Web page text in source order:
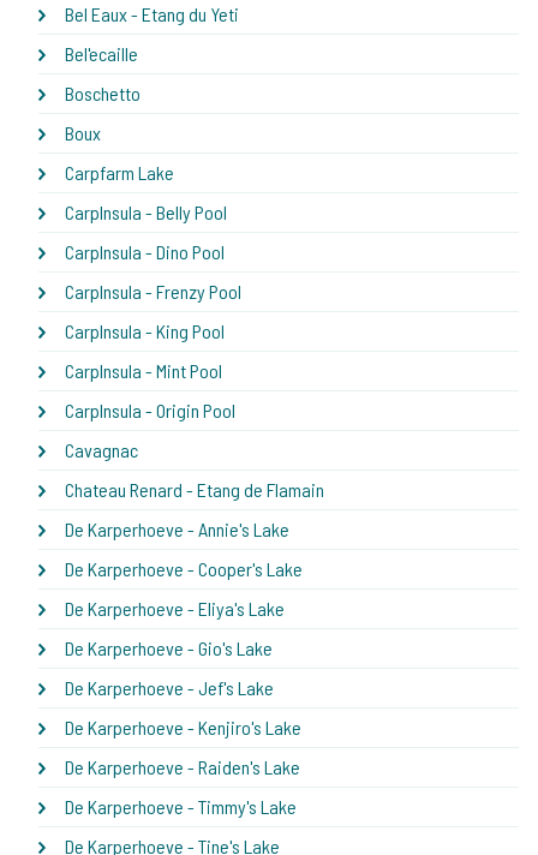
Bel Eaux - Etang du Yeti
Bel'ecaille
Boschetto
Boux
Carpfarm Lake
CarpInsula - Belly Pool
CarpInsula - Dino Pool
CarpInsula - Frenzy Pool
CarpInsula - King Pool
CarpInsula - Mint Pool
CarpInsula - Origin Pool
Cavagnac
Chateau Renard - Etang de Flamain
De Karperhoeve - Annie's Lake
De Karperhoeve - Cooper's Lake
De Karperhoeve - Eliya's Lake
De Karperhoeve - Gio's Lake
De Karperhoeve - Jef's Lake
De Karperhoeve - Kenjiro's Lake
De Karperhoeve - Raiden's Lake
De Karperhoeve - Timmy's Lake
De Karperhoeve - Tine's Lake